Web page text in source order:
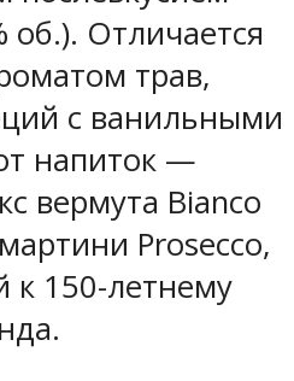
об.). Отличается
трав,
с ванильными
напиток —
вермута Bianco
Prosecco,
150-летнему